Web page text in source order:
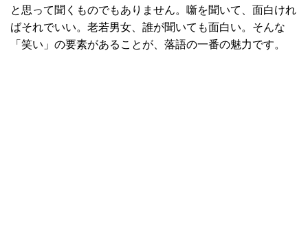
と思って聞くものでもありません。噺を聞いて、面白けれ
ばそれでいい。老若男女、誰が聞いても面白い。そんな
「笑い」の要素があることが、落語の一番の魅力です。